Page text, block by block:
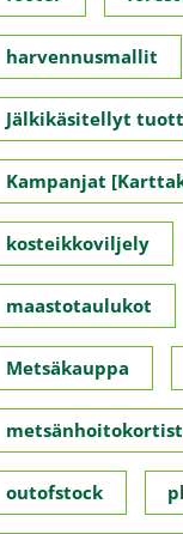
harvennusmallit
Jälkikäsitellyt
Kampanjat
kosteikkoviljely
maastotaulukot
Metsäkauppa
outofstock